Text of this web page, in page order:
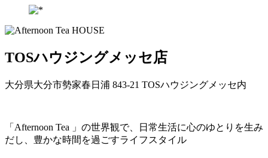
TOSハウジングメッセ店
大分県大分市勢家春日浦 843-21 TOSハウジングメッセ内
「Afternoon Tea 」の世界観で、日常生活に心のゆとりを生み
だし、豊かな時間を過ごすライフスタイル